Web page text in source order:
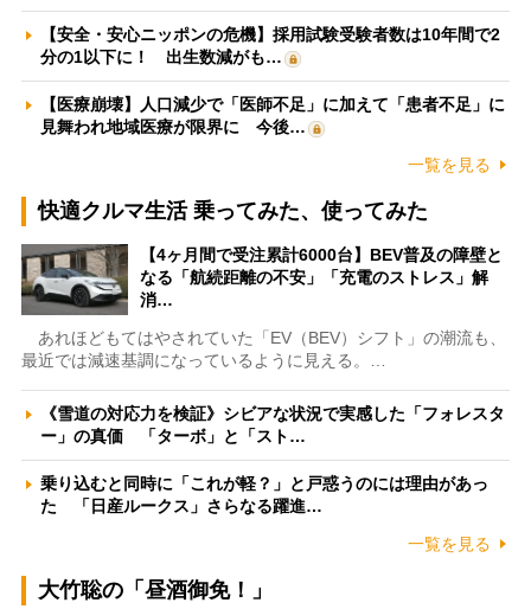
【安全・安心ニッポンの危機】採用試験受験者数は10年間で2
分の1以下に！ 出生数減がも…
【医療崩壊】人口減少で「医師不足」に加えて「患者不足」に
見舞われ地域医療が限界に 今後…
一覧を見る
快適クルマ生活 乗ってみた、使ってみた
【4ヶ月間で受注累計6000台】BEV普及の障壁と
なる「航続距離の不安」「充電のストレス」解
消…
あれほどもてはやされていた「EV（BEV）シフト」の潮流も、
最近では減速基調になっているように見える。…
《雪道の対応力を検証》シビアな状況で実感した「フォレスタ
ー」の真価 「ターボ」と「スト…
乗り込むと同時に「これが軽？」と戸惑うのには理由があっ
た 「日産ルークス」さらなる躍進…
一覧を見る
大竹聡の「昼酒御免！」